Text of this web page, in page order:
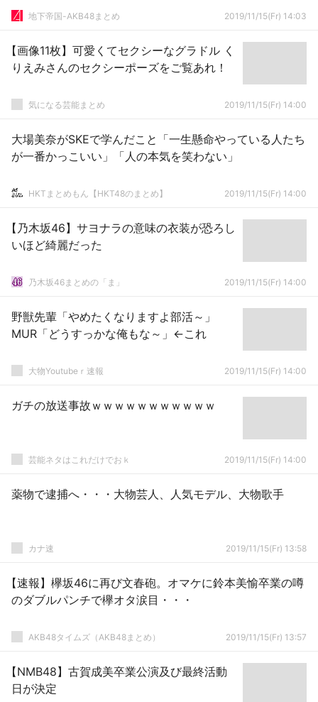
地下帝国-AKB48まとめ 2019/11/15(Fr) 14:03
【画像11枚】可愛くてセクシーなグラドル く
りえみさんのセクシーポーズをご覧あれ！
気になる芸能まとめ 2019/11/15(Fr) 14:00
大場美奈がSKEで学んだこと「一生懸命やっている人たち
が一番かっこいい」「人の本気を笑わない」
HKTまとめもん【HKT48のまとめ】 2019/11/15(Fr) 14:00
【乃木坂46】サヨナラの意味の衣装が恐ろし
いほど綺麗だった
乃木坂46まとめの「ま」 2019/11/15(Fr) 14:00
野獣先輩「やめたくなりますよ部活～」
MUR「どうすっかな俺もな～」←これ
大物Youtubeｒ速報 2019/11/15(Fr) 14:00
ガチの放送事故ｗｗｗｗｗｗｗｗｗｗｗ
芸能ネタはこれだけでおｋ 2019/11/15(Fr) 14:00
薬物で逮捕へ・・・大物芸人、人気モデル、大物歌手
カナ速 2019/11/15(Fr) 13:58
【速報】欅坂46に再び文春砲。オマケに鈴本美愉卒業の噂
のダブルパンチで欅オタ涙目・・・
AKB48タイムズ（AKB48まとめ） 2019/11/15(Fr) 13:57
【NMB48】古賀成美卒業公演及び最終活動
日が決定